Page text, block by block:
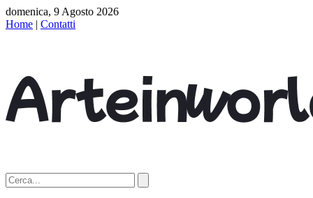
domenica, 9 Agosto 2026
Home | Contatti